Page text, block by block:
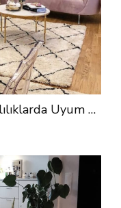
Bu Salonun Dekorasyonu Farklılıklarda Uyum Yakalıyor